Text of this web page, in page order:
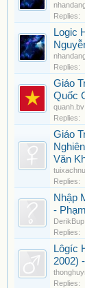
Replies:
Logic
Replies:
Giáo
Quốc
quanh.bv
Replies:
Giáo
Văn
Replies:
Nhập
-
DerikBup
Replies:
Lôgíc
2002)
Replies: